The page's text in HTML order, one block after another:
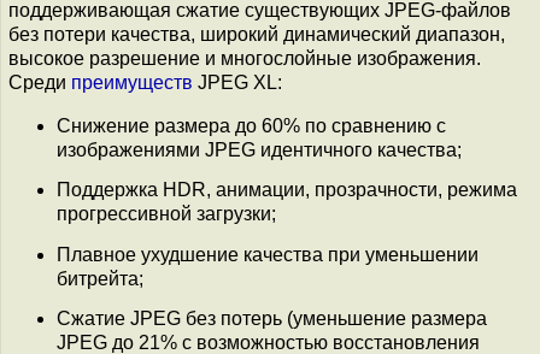
поддерживающая сжатие существующих JPEG-файлов
без потери качества, широкий динамический диапазон,
высокое разрешение и многослойные изображения.
Среди преимуществ JPEG XL:
Снижение размера до 60% по сравнению с
изображениями JPEG идентичного качества;
Поддержка HDR, анимации, прозрачности, режима
прогрессивной загрузки;
Плавное ухудшение качества при уменьшении
битрейта;
Сжатие JPEG без потерь (уменьшение размера
JPEG до 21% c возможностью восстановления